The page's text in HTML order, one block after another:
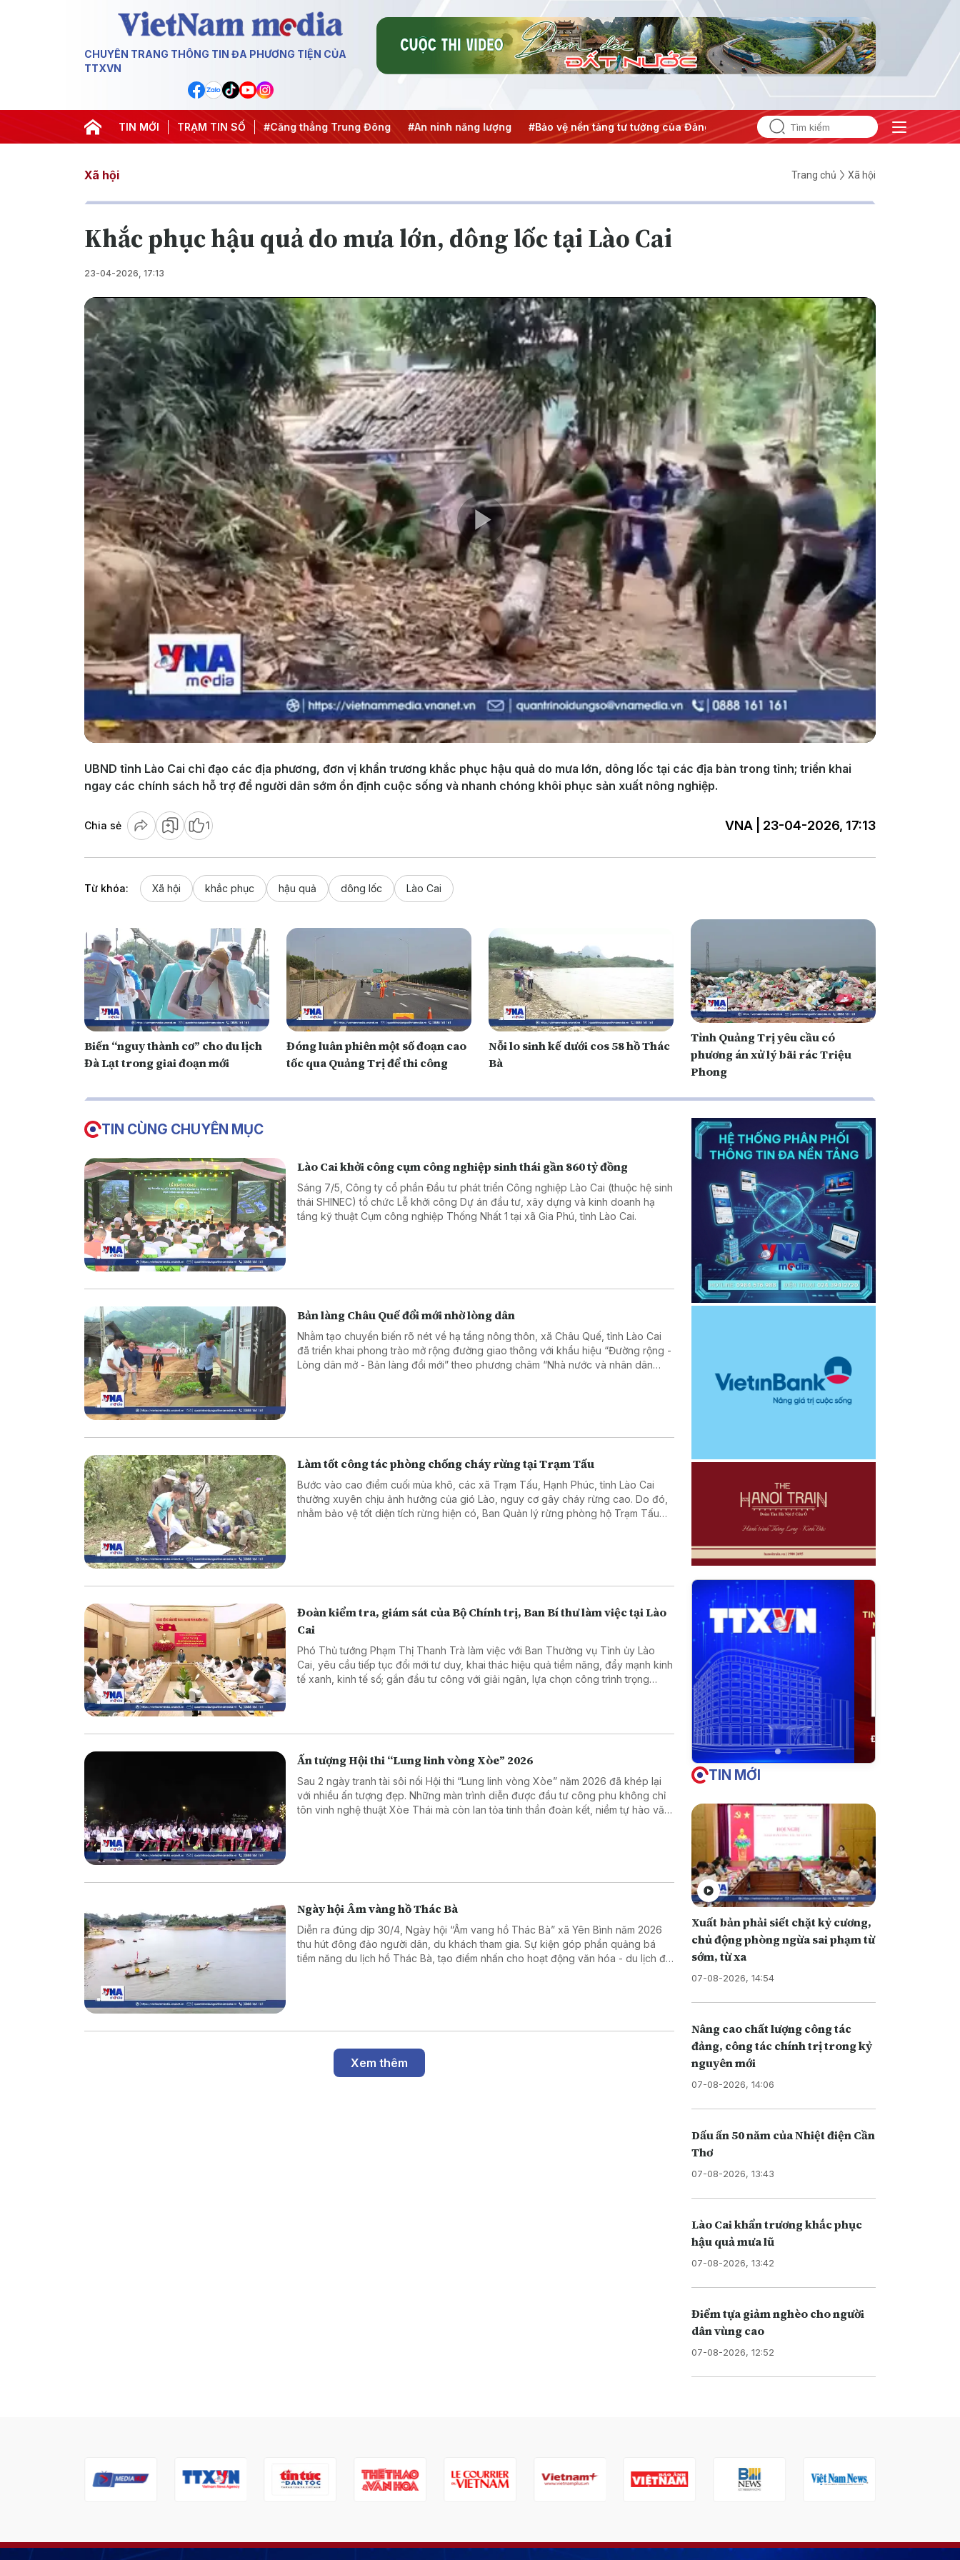
CHUYÊN TRANG THÔNG TIN ĐA PHƯƠNG TIỆN CỦA
TTXVN
TIN MỚI TRẠM TIN SỐ
#Chống khai thác IUU #Căng thẳng Trung Đông #An ninh năng lượng #Bảo vệ nền tảng tư tưởng của Đảng #Hội nghị Trung ương 3
Xã hội Trang chủ Xã hội
Khắc phục hậu quả do mưa lớn, dông lốc tại Lào Cai
23-04-2026, 17:13
Play
Video
UBND tỉnh Lào Cai chỉ đạo các địa phương, đơn vị khẩn trương khắc phục hậu quả do mưa lớn, dông lốc tại các địa bàn trong tỉnh; triển khai
ngay các chính sách hỗ trợ để người dân sớm ổn định cuộc sống và nhanh chóng khôi phục sản xuất nông nghiệp.
Chia sẻ 1 VNA | 23-04-2026, 17:13
Từ khóa: Xã hội khắc phục hậu quả dông lốc Lào Cai
Biến “nguy thành cơ” cho du lịch
Đà Lạt trong giai đoạn mới
Đóng luân phiên một số đoạn cao
tốc qua Quảng Trị để thi công
Nỗi lo sinh kế dưới cos 58 hồ Thác
Bà
Tỉnh Quảng Trị yêu cầu có
phương án xử lý bãi rác Triệu
Phong
TIN CÙNG CHUYÊN MỤC
Lào Cai khởi công cụm công nghiệp sinh thái gần 860 tỷ đồng
Sáng 7/5, Công ty cổ phần Đầu tư phát triển Công nghiệp Lào Cai (thuộc hệ sinh
thái SHINEC) tổ chức Lễ khởi công Dự án đầu tư, xây dựng và kinh doanh hạ
tầng kỹ thuật Cụm công nghiệp Thống Nhất 1 tại xã Gia Phú, tỉnh Lào Cai.
Bản làng Châu Quế đổi mới nhờ lòng dân
Nhằm tạo chuyển biến rõ nét về hạ tầng nông thôn, xã Châu Quế, tỉnh Lào Cai
đã triển khai phong trào mở rộng đường giao thông với khẩu hiệu “Đường rộng -
Lòng dân mở - Bản làng đổi mới” theo phương châm “Nhà nước và nhân dân
Làm tốt công tác phòng chống cháy rừng tại Trạm Tấu
Bước vào cao điểm cuối mùa khô, các xã Trạm Tấu, Hạnh Phúc, tỉnh Lào Cai
thường xuyên chịu ảnh hưởng của gió Lào, nguy cơ gây cháy rừng cao. Do đó,
nhằm bảo vệ tốt diện tích rừng hiện có, Ban Quản lý rừng phòng hộ Trạm Tấu
Đoàn kiểm tra, giám sát của Bộ Chính trị, Ban Bí thư làm việc tại Lào
Cai
Phó Thủ tướng Phạm Thị Thanh Trà làm việc với Ban Thường vụ Tỉnh ủy Lào
Cai, yêu cầu tiếp tục đổi mới tư duy, khai thác hiệu quả tiềm năng, đẩy mạnh kinh
tế xanh, kinh tế số; gắn đầu tư công với giải ngân, lựa chọn công trình trọng
Ấn tượng Hội thi “Lung linh vòng Xòe” 2026
Sau 2 ngày tranh tài sôi nổi Hội thi “Lung linh vòng Xòe” năm 2026 đã khép lại
với nhiều ấn tượng đẹp. Những màn trình diễn được đầu tư công phu không chỉ
tôn vinh nghệ thuật Xòe Thái mà còn lan tỏa tinh thần đoàn kết, niềm tự hào văn
Ngày hội Âm vàng hồ Thác Bà
Diễn ra đúng dịp 30/4, Ngày hội “Âm vang hồ Thác Bà” xã Yên Bình năm 2026
thu hút đông đảo người dân, du khách tham gia. Sự kiện góp phần quảng bá
tiềm năng du lịch hồ Thác Bà, tạo điểm nhấn cho hoạt động văn hóa - du lịch địa
Xem thêm
TIN MỚI
Xuất bản phải siết chặt kỷ cương,
chủ động phòng ngừa sai phạm từ
sớm, từ xa
07-08-2026, 14:54
Nâng cao chất lượng công tác
đảng, công tác chính trị trong kỷ
nguyên mới
07-08-2026, 14:06
Dấu ấn 50 năm của Nhiệt điện Cần
Thơ
07-08-2026, 13:43
Lào Cai khẩn trương khắc phục
hậu quả mưa lũ
07-08-2026, 13:42
Điểm tựa giảm nghèo cho người
dân vùng cao
07-08-2026, 12:52